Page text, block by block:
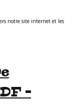
notre site internet et les
–